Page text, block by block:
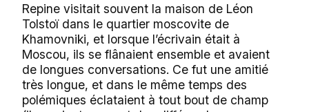
Repine visitait souvent la maison de Léon
Tolstoï dans le quartier moscovite de
Khamovniki, et lorsque l’écrivain était à
Moscou, ils se flânaient ensemble et avaient
de longues conversations. Ce fut une amitié
très longue, et dans le même temps des
polémiques éclataient à tout bout de champ